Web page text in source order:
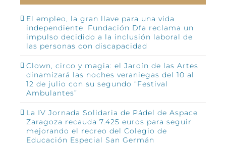
El empleo, la gran llave para una vida
independiente: Fundación Dfa reclama un
impulso decidido a la inclusión laboral de
las personas con discapacidad
Clown, circo y magia: el Jardín de las Artes
dinamizará las noches veraniegas del 10 al
12 de julio con su segundo “Festival
Ambulantes”
La IV Jornada Solidaria de Pádel de Aspace
Zaragoza recauda 7.425 euros para seguir
mejorando el recreo del Colegio de
Educación Especial San Germán